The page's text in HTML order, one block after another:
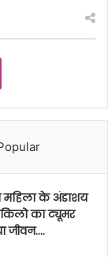
महिला के अंडाशय
का ट्यूमर
जीवन….